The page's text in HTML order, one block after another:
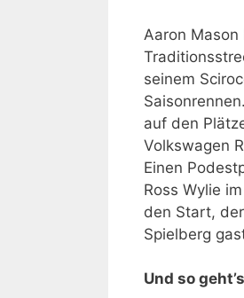
Aaron
seinem
auf den
Volkswagen
Einen
Ross Wylie
den Start,
Spielberg
Und so